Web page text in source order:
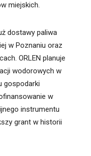
miejskich.
dostawy paliwa
w Poznaniu oraz
ORLEN planuje
wodorowych w
gospodarki
w
instrumentu
grant w historii